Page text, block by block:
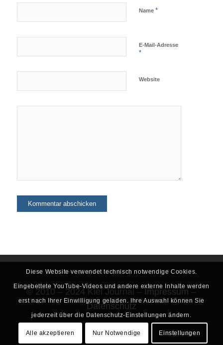
Name *
E-Mail-Adresse
*
Website
© 2010 – 2024 Kiel Journal – Impressum –
Datenschutz
Diese Website verwendet technisch notwendige Cookies.
Eingebettete YouTube-Videos und andere externe Inhalte werden
erst nach Ihrer Einwilligung geladen. Ihre Auswahl können Sie
jederzeit über die Datenschutz-Einstellungen ändern.
Alle akzeptieren Nur Notwendige Einstellungen